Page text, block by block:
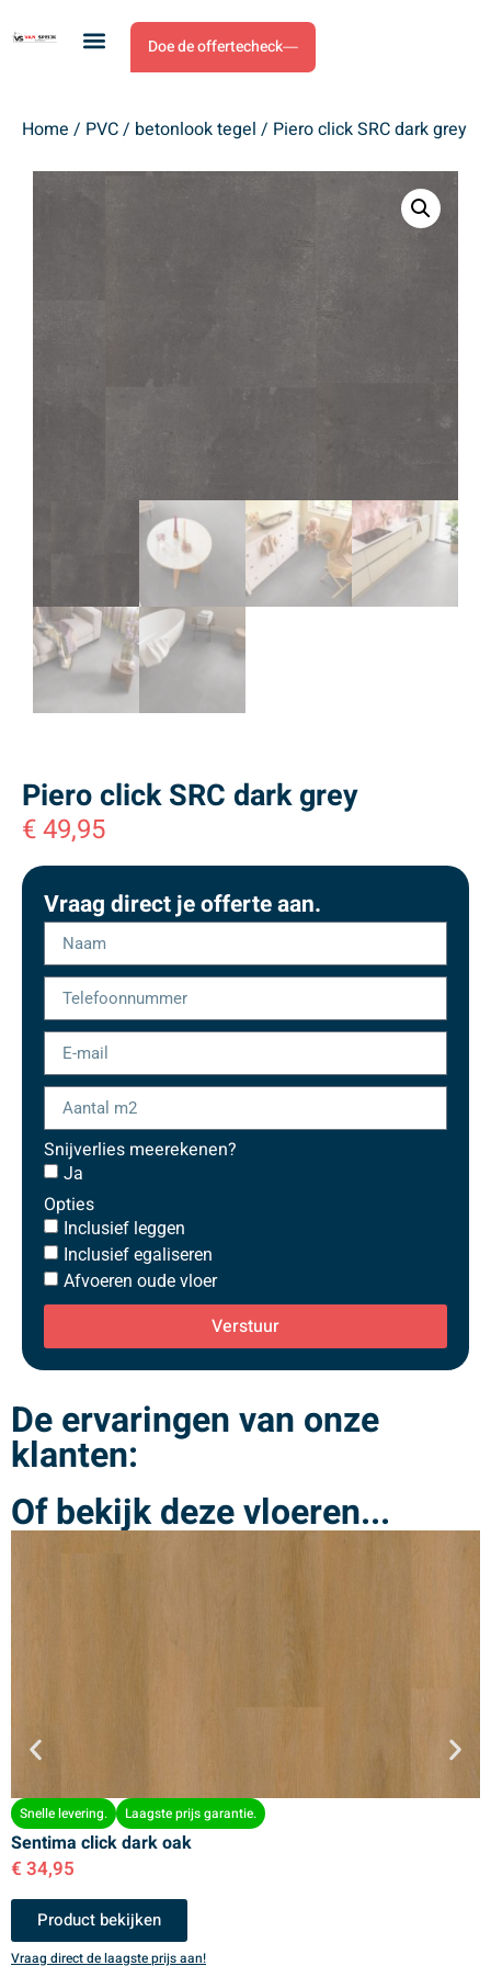
Doe de offertecheck
Home / PVC/ betonlook tegel / Piero click SRC dark grey
Piero click SRC dark grey
€49,95
Vraag direct je offerte aan.
Snijverlies meerekenen?
Ja
Opties
Inclusief leggen
Inclusief egaliseren
Afvoeren oude vloer
Verstuur
De ervaringen van onze
klanten:
Of bekijk deze vloeren...
Snelle levering. Laagste prijs garantie.
Sentima click dark oak
€ 34,95
Product bekijken
Vraag direct de laagste prijs aan!